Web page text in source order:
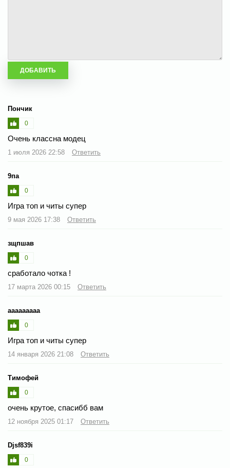
Пончик
0
Очень классна модец
1 июля 2026 22:58 Ответить
9па
0
Игра топ и читы супер
9 мая 2026 17:38 Ответить
зщпшав
0
сработало чотка !
17 марта 2026 00:15 Ответить
ааааааааа
0
Игра топ и читы супер
14 января 2026 21:08 Ответить
Тимофей
0
очень крутое, спасибб вам
12 ноября 2025 01:17 Ответить
Djsf839i
0